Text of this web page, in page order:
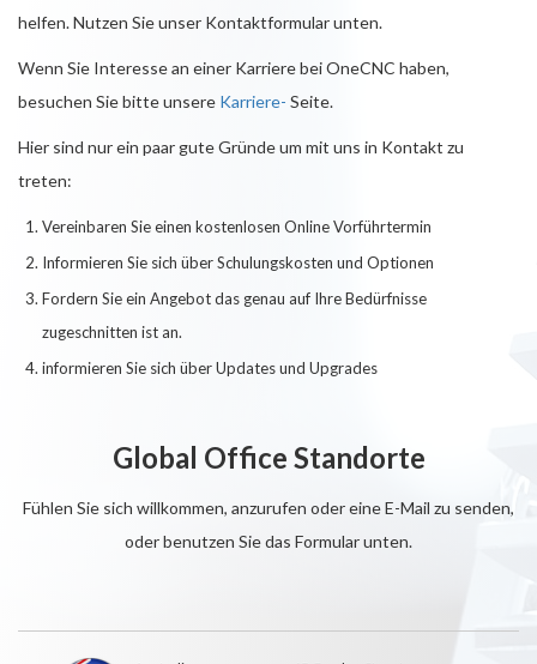
helfen. Nutzen Sie unser Kontaktformular unten.
Wenn Sie Interesse an einer Karriere bei OneCNC haben,
besuchen Sie bitte unsere Karriere- Seite.
Hier sind nur ein paar gute Gründe um mit uns in Kontakt zu
treten:
Vereinbaren Sie einen kostenlosen Online Vorführtermin
Informieren Sie sich über Schulungskosten und Optionen
Fordern Sie ein Angebot das genau auf Ihre Bedürfnisse
zugeschnitten ist an.
informieren Sie sich über Updates und Upgrades
Global Office Standorte
Fühlen Sie sich willkommen, anzurufen oder eine E-Mail zu senden,
oder benutzen Sie das Formular unten.